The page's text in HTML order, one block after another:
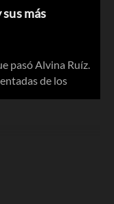
más
pasó Alvina Ruíz.
de los